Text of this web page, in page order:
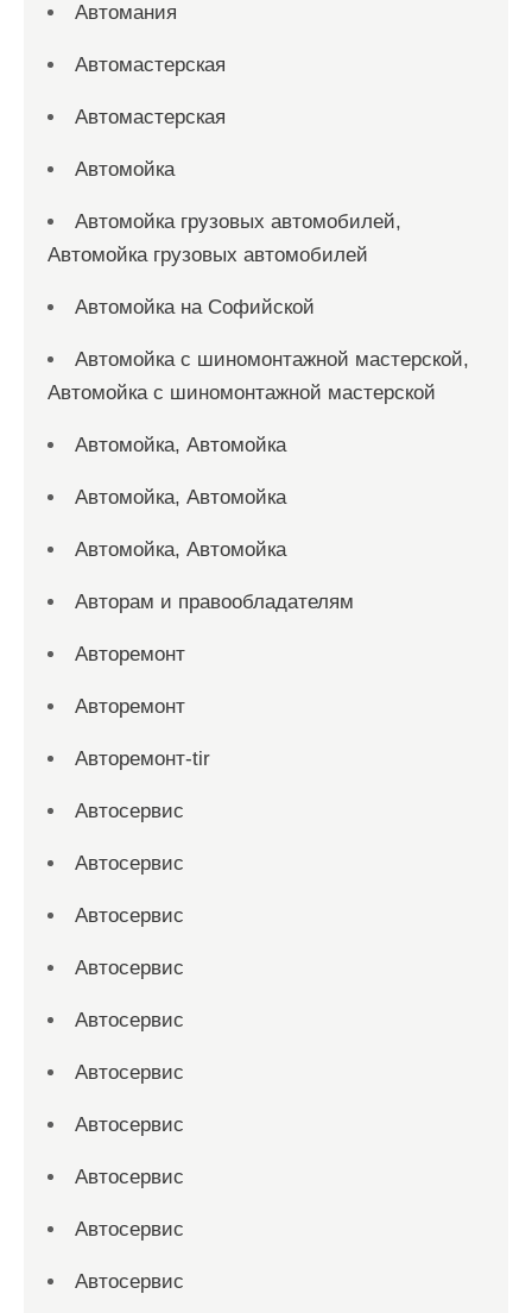
Автомания
Автомастерская
Автомастерская
Автомойка
Автомойка грузовых автомобилей,
Автомойка грузовых автомобилей
Автомойка на Софийской
Автомойка с шиномонтажной мастерской,
Автомойка с шиномонтажной мастерской
Автомойка, Автомойка
Автомойка, Автомойка
Автомойка, Автомойка
Авторам и правообладателям
Авторемонт
Авторемонт
Авторемонт-tir
Автосервис
Автосервис
Автосервис
Автосервис
Автосервис
Автосервис
Автосервис
Автосервис
Автосервис
Автосервис